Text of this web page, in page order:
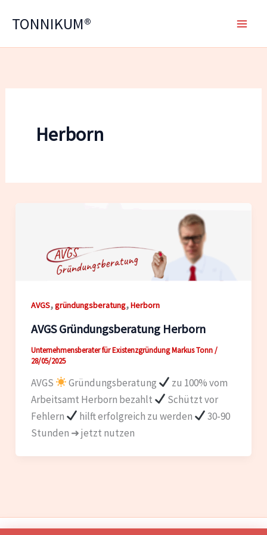
InhaltTONNIKUM®
Herborn
AVGS,gründungsberatung,Herborn
AVGS Gründungsberatung Herborn
Unternehmensberater für Existenzgründung Markus Tonn/
28/05/2025
AVGS Gründungsberatung
zu 100% vom
Arbeitsamt Herborn bezahlt
Schützt vor
Fehlern
hilft erfolgreich zu werden
30-90
Stunden ➜ jetzt nutzen